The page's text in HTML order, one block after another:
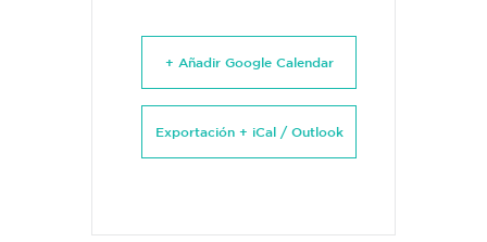
+ Añadir Google Calendar
Exportación + iCal / Outlook